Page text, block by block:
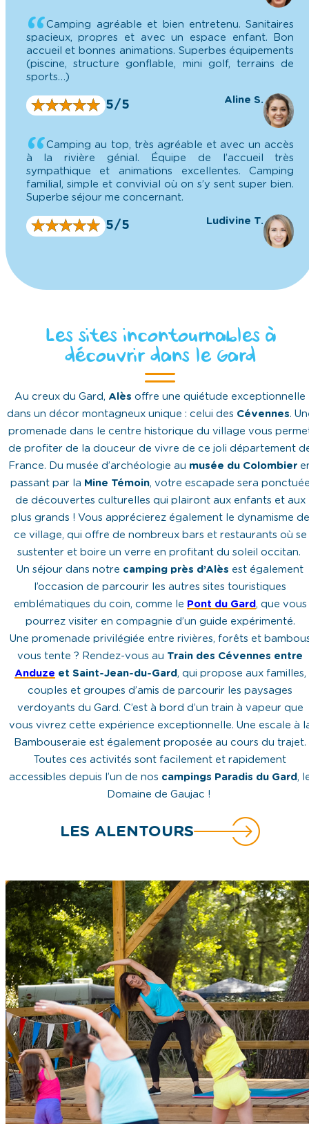
Camping agréable et bien entretenu. Sanitaires
spacieux, propres et avec un espace enfant. Bon
accueil et bonnes animations. Superbes équipements
(piscine, structure gonflable, mini golf, terrains de
sports…)
★★★★★
★★★★★ 5/5 Aline S.
Camping au top, très agréable et avec un accès
à la rivière génial. Équipe de l’accueil très
sympathique et animations excellentes. Camping
familial, simple et convivial où on s’y sent super bien.
Superbe séjour me concernant.
★★★★★
★★★★★ 5/5 Ludivine T.
Les sites incontournables à
découvrir dans le Gard
Au creux du Gard, Alès offre une quiétude exceptionnelle
dans un décor montagneux unique : celui des Cévennes.
promenade dans le centre historique du village vous
de profiter de la douceur de vivre de ce joli département
France. Du musée d’archéologie au musée du Colombier
passant par la Mine Témoin, votre escapade sera
de découvertes culturelles qui plairont aux enfants et aux
plus grands ! Vous apprécierez également le dynamisme de
ce village, qui offre de nombreux bars et restaurants où se
sustenter et boire un verre en profitant du soleil occitan.
Un séjour dans notre camping près d’Alès est également
l’occasion de parcourir les autres sites touristiques
emblématiques du coin, comme le Pont du Gard , que vous
pourrez visiter en compagnie d’un guide expérimenté.
Une promenade privilégiée entre rivières, forêts et
vous tente ? Rendez-vous au Train des Cévennes entre
Anduze et Saint-Jean-du-Gard , qui propose aux familles,
couples et groupes d’amis de parcourir les paysages
verdoyants du Gard. C’est à bord d’un train à vapeur que
vous vivrez cette expérience exceptionnelle. Une escale à
Bambouseraie est également proposée au cours du trajet.
Toutes ces activités sont facilement et rapidement
accessibles depuis l’un de nos campings Paradis du Gard ,
Domaine de Gaujac !
LES ALENTOURS